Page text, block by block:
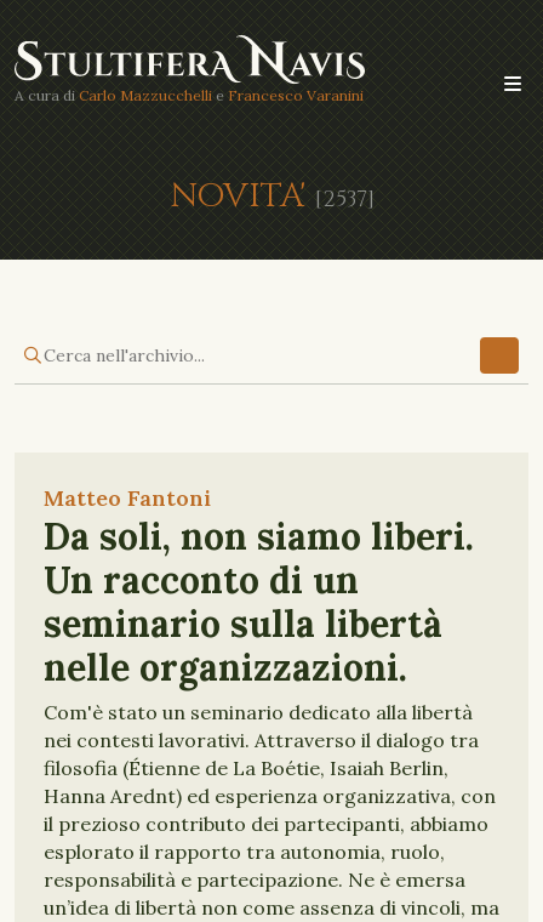
A cura di Carlo Mazzucchelli e Francesco Varanini
NOVITA' [2537]
Matteo Fantoni
Da soli, non siamo liberi.
Un racconto di un
seminario sulla libertà
nelle organizzazioni.
Com'è stato un seminario dedicato alla libertà
nei contesti lavorativi. Attraverso il dialogo tra
filosofia (Étienne de La Boétie, Isaiah Berlin,
Hanna Arednt) ed esperienza organizzativa, con
il prezioso contributo dei partecipanti, abbiamo
esplorato il rapporto tra autonomia, ruolo,
responsabilità e partecipazione. Ne è emersa
un’idea di libertà non come assenza di vincoli, ma